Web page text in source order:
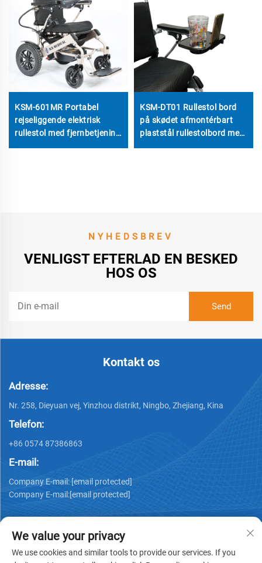
KSM-601MR Portabel
rejseliggende elektrisk
rullestol med fjernbetjening
og manuel
KSM-DT01 Rullestol bord
på skødet afmontérbart
plaststål rullestolbord med
vandflaskeholder portable
NYHEDSBREV
VENLIGST EFTERLAD EN BESKED
HOS OS
Kontakt os
Adresse:
Nr. 258, Dieyuan vej, Yinzhou distrikt, Ningbo, Zhejiang, Kina
Telefon:
+86 0574 87386863
E-mail:
Company E-mail:[email protected]
Company E-mail:[email protected]
We value your privacy
We use cookies and similar tools to provide our services. If you